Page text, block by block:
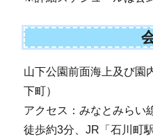
山下公園前面海上及び園
下町）
アクセス：みなとみらい
徒歩約3分、JR「石川町